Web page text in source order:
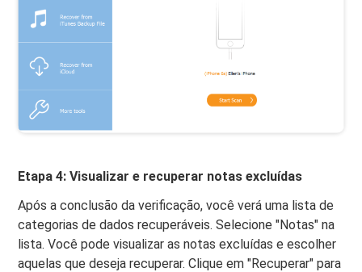
Etapa 4: Visualizar e recuperar notas excluídas
Após a conclusão da verificação, você verá uma lista de
categorias de dados recuperáveis. Selecione "Notas" na
lista. Você pode visualizar as notas excluídas e escolher
aquelas que deseja recuperar. Clique em "Recuperar" para